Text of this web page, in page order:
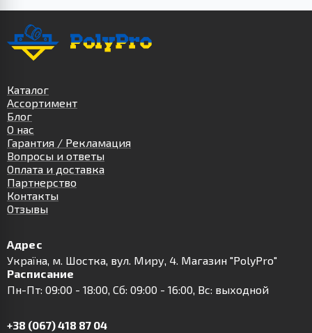
Каталог
Ассортимент
Блог
О нас
Гарантия / Рекламация
Вопросы и ответы
Оплата и доставка
Партнерство
Контакты
Отзывы
Адрес
Українa, м. Шостка, вул. Миру, 4. Магазин "PolyPro"
Расписание
Пн-Пт: 09:00 - 18:00, Сб: 09:00 - 16:00, Вс: выходной
+38 (067) 418 87 04